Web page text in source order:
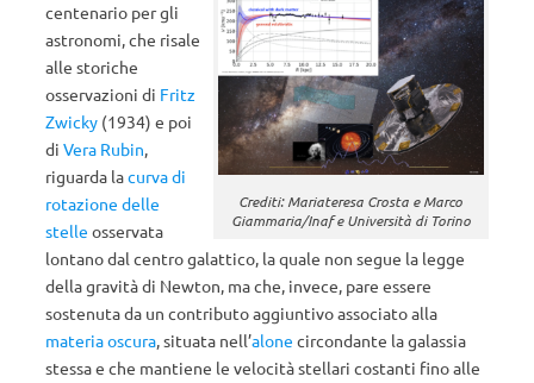
Crediti: Mariateresa Crosta e Marco
Giammaria/Inaf e Università di Torino
centenario per gli
astronomi, che risale
alle storiche
osservazioni di Fritz
Zwicky (1934) e poi
di Vera Rubin,
riguarda lacurva di
rotazione delle
stelle osservata
lontano dal centro galattico, la quale non segue la legge
della gravità di Newton, ma che, invece, pare essere
sostenuta da un contributo aggiuntivo associato alla
materia oscura, situata nell’alone circondante la galassia
stessa e che mantiene le velocità stellari costanti fino alle